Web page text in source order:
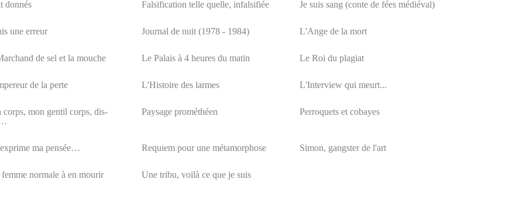
donnés Falsification telle quelle, infalsifiée Je suis sang (conte de fées médiéval)
une erreur Journal de nuit (1978 - 1984) L'Ange de la mort
de sel et la mouche Le Palais à 4 heures du matin Le Roi du plagiat
de la perte L'Histoire des larmes L'Interview qui meurt...
corps, mon gentil corps, dis-
Paysage prométhéen Perroquets et cobayes
ma pensée… Requiem pour une métamorphose Simon, gangster de l'art
normale à en mourir Une tribu, voilà ce que je suis